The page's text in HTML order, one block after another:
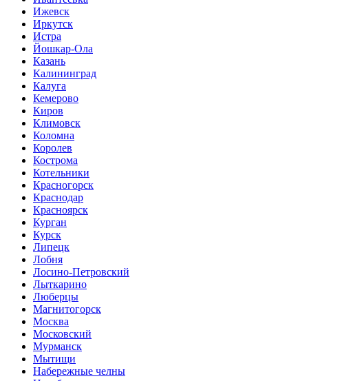
Ижевск
Иркутск
Истра
Йошкар-Ола
Казань
Калининград
Калуга
Кемерово
Киров
Климовск
Коломна
Королев
Кострома
Котельники
Красногорск
Краснодар
Красноярск
Курган
Курск
Липецк
Лобня
Лосино-Петровский
Лыткарино
Люберцы
Магнитогорск
Москва
Московский
Мурманск
Мытищи
Набережные челны